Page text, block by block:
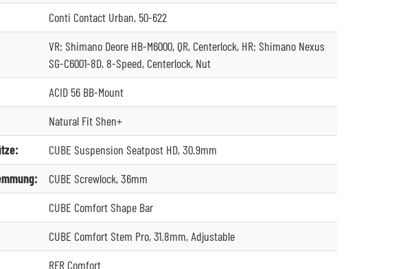
Conti Contact Urban, 50-622
VR: Shimano Deore HB-M6000, QR, Centerlock, HR: Shimano Nexus
SG-C6001-8D, 8-Speed, Centerlock, Nut
ACID 56 BB-Mount
Natural Fit Shen+
CUBE Suspension Seatpost HD, 30.9mm
CUBE Screwlock, 36mm
CUBE Comfort Shape Bar
CUBE Comfort Stem Pro, 31.8mm, Adjustable
RFR Comfort